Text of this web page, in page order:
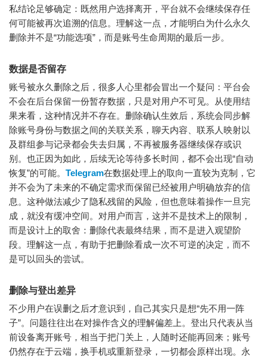
私结论足够确定：既然用户选择离开，平台就不会继续保存任
何可能被再次追溯的信息。理解这一点，才能明白为什么永久
删除并不是“功能选项”，而是账号生命周期的最后一步。
数据是否留存
账号被永久删除之后，很多人心里都会冒出一个疑问：平台会
不会在后台保留一份暂存数据，只是对用户不可见。从使用结
果来看，这种情况并不存在。删除确认生效后，系统会同步解
除账号身份与数据之间的关联关系，聊天内容、联系人映射以
及群组参与记录都会失去归属，不再被服务器继续保存或识
别。也正因为如此，后续无论等待多长时间，都不会出现“自动
恢复”的可能。 Telegram在数据处理上的取向一直较为克制，它
并不会为了未来的不确定需求而保留已经被用户明确放弃的信
息。这种做法减少了隐私残留的风险，但也意味着操作一旦完
成，就没有缓冲空间。对用户而言，这并不是技术上的限制，
而是设计上的取舍：删除代表最终结果，而不是进入观望阶
段。理解这一点，有助于把删除看成一次不可逆的决定，而不
是可以回头的尝试。
删除与登出差异
不少用户在误删之后才意识到，自己其实只是想“先不用一阵
子”。问题往往出在对操作含义的理解偏差上。登出只代表从当
前设备离开账号，相当于把门关上，人随时还能再回来；账号
仍然存在于云端，换手机或重新登录，一切都会原样出现。永